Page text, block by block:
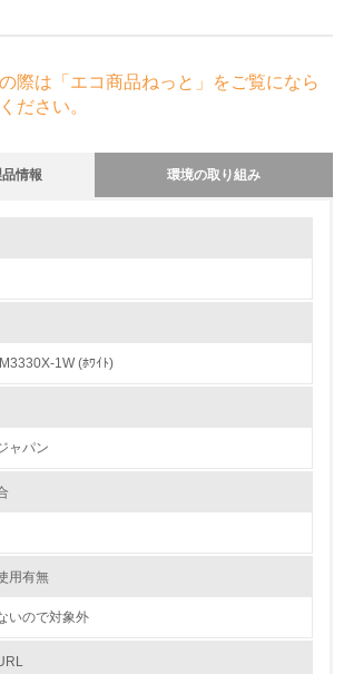
際は「エコ商品ねっと」をご覧になら
ださい。
情報 環境の取り組み
体制
1W (ﾎﾜｲﾄ)
ャパン
用有無
いので対象外